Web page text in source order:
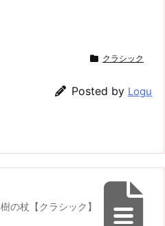
クラシック
Posted by Logu
の杖【クラシック】